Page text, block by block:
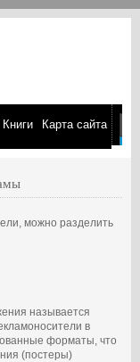
Книги Карта сайта
можно разделить
называется
в
форматы, что
(постеры)